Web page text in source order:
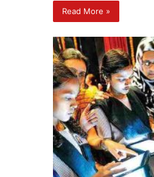
Read More »